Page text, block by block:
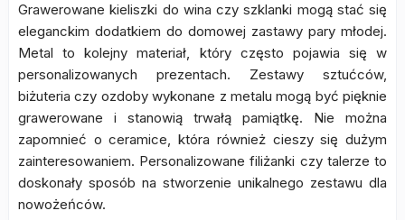
Grawerowane kieliszki do wina czy szklanki mogą stać się
eleganckim dodatkiem do domowej zastawy pary młodej.
Metal to kolejny materiał, który często pojawia się w
personalizowanych prezentach. Zestawy sztućców,
biżuteria czy ozdoby wykonane z metalu mogą być pięknie
grawerowane i stanowią trwałą pamiątkę. Nie można
zapomnieć o ceramice, która również cieszy się dużym
zainteresowaniem. Personalizowane filiżanki czy talerze to
doskonały sposób na stworzenie unikalnego zestawu dla
nowożeńców.